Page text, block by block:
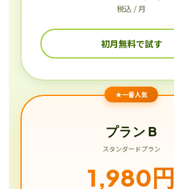
税込 / 月
初月無料で試す
★一番人気
プラン B
スタンダードプラン
1,980円